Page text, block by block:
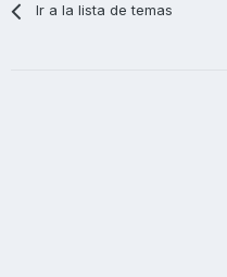
Ir a la lista de temas